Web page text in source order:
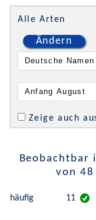
Alle Arten
Ändern
Zeige auch
Beobachtbar
von 48
häufig 11